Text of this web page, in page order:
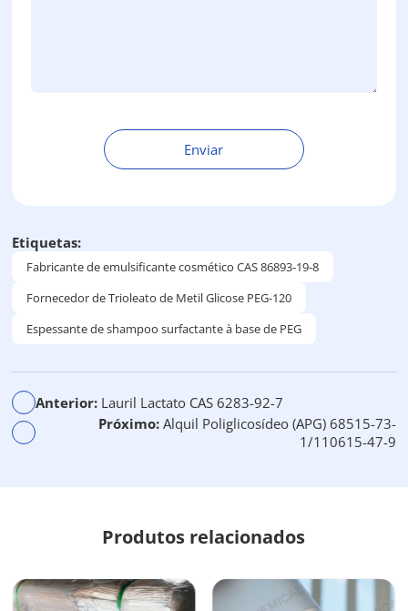
Enviar
e
r
t
v
a
:
Etiquetas:
Fabricante de emulsificante cosmético CAS 86893-19-8
Fornecedor de Trioleato de Metil Glicose PEG-120
Espessante de shampoo surfactante à base de PEG
Anterior: Lauril Lactato CAS 6283-92-7
Próximo: Alquil Poliglicosídeo (APG) 68515-73-
1/110615-47-9
Produtos relacionados